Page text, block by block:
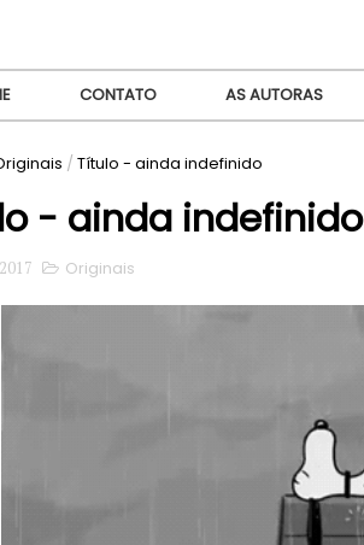
CONTATO AS AUTORAS
/ Título - ainda indefinido
- ainda indefinido
Originais